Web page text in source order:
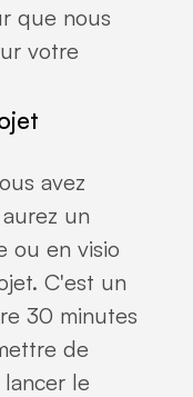
que nous
votre
avez
un
ou en visio
C'est un
30 minutes
de
le